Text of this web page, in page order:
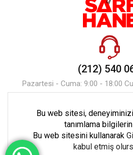
(212) 540
Pazartesi - Cuma: 9:00 - 18:00
Mesaj
Bu web sitesi,
tanımlama
Bu web sitesini kullanarak
kabul etmiş